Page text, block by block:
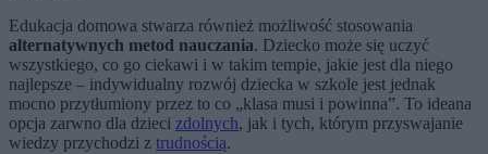
Edukacja domowa stwarza również możliwość stosowania
alternatywnych metod nauczania. Dziecko może się uczyć
wszystkiego, co go ciekawi i w takim tempie, jakie jest dla niego
najlepsze – indywidualny rozwój dziecka w szkole jest jednak
mocno przytłumiony przez to co „klasa musi i powinna”. To ideana
opcja zarwno dla dzieci zdolnych, jak i tych, którym przyswajanie
wiedzy przychodzi z trudnością.